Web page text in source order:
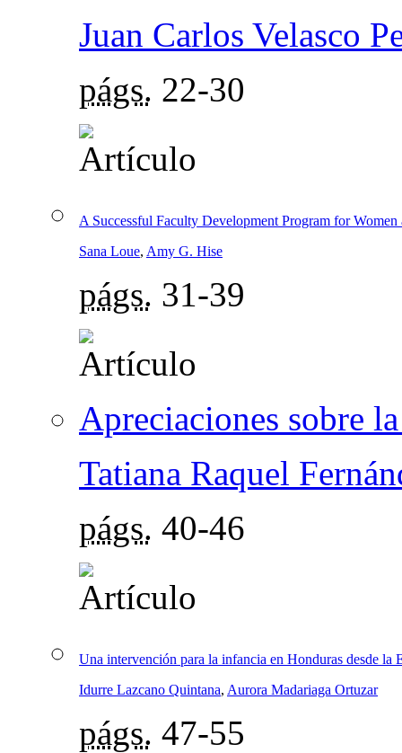
Juan Carlos Velasco
págs. 22-30
A Successful Faculty Development Program for
Sana Loue, Amy G. Hise
págs. 31-39
Apreciaciones sobre
Tatiana Raquel
págs. 40-46
Una intervención para la infancia en Honduras desde la
Idurre Lazcano Quintana, Aurora Madariaga Ortuzar
págs. 47-55